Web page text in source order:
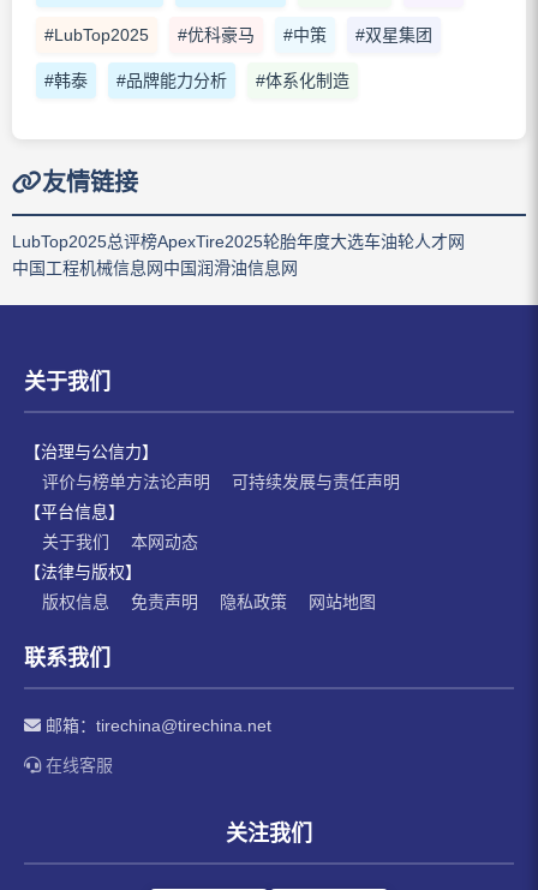
#LubTop2025 #优科豪马 #中策 #双星集团
#韩泰 #品牌能力分析 #体系化制造
友情链接
LubTop2025总评榜ApexTire2025轮胎年度大选车油轮人才网
中国工程机械信息网中国润滑油信息网
关于我们
【治理与公信力】
评价与榜单方法论声明
可持续发展与责任声明
【平台信息】
关于我们
本网动态
【法律与版权】
版权信息
免责声明 隐私政策 网站地图
联系我们
邮箱： tirechina@tirechina.net
在线客服
关注我们